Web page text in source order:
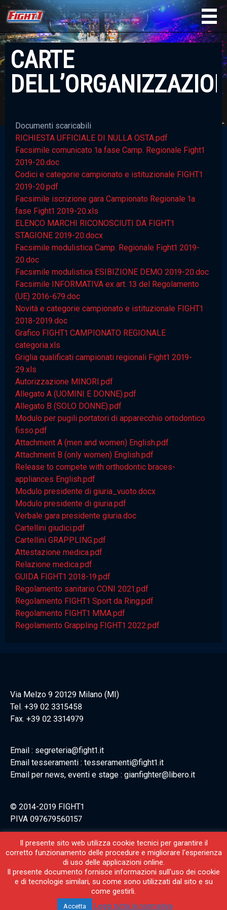
CARTE
Documenti scaricabili
RICHIESTA UFFICIALE DI NULLA OSTA.pdf
Facsimile comunicato 1a fase Camp. Regionale Fight1
2019-20.doc
Codici e categorie campionato e istituzionale FIGHT1
2019-20.pdf
Facsimile iscrizione gara Campionato Regionale 1a
fase Fight1 2019-20.xls
ELENCO MARCHI RICONOSCIUTI DA FIGHT1
STAGIONE 2019-20.docx
Facsimile modulistica Camp. Regionale Fight1 2019-
20.doc
Facsimile modulistica ESIBIZIONE DEMO 2019-20.doc
Facsimile INFORMATIVA ex art. 13 del Regolamento
(UE) 2016-679.doc
Novità e categorie campionato e istituzionale FIGHT1
2018-2019.doc
Grafico FIGHT1 CAMPIONATO REGIONALE
categoria.xls
Griglia qualificati campionati regionali Fight1 2019-
29.xls
Autorizzazione MINORI.pdf
Allegato A (UOMINI E DONNE).pdf
Allegato B (SOLO DONNE).pdf
Modulo per pugili portatori di apparecchio ortodontico
fisso.pdf
Attachment A (men and women) English.pdf
Attachment B (only women) English.pdf
Release to compete with orthodontic braces-
appliances English.pdf
Modulo presidente di giuria_vuoto.docx
Modulo presidente di giuria.pdf
Verbale gara presidente giuria.doc
Cartellini giudici.pdf
Cartellini GRAPPLING.pdf
Attestazione medica.pdf
Relazione medica.pdf
GUIDA FIGHT1 2018-19.pdf
Regolamento sanitario CONI 2021.pdf
Regolamento FIGHT1 Sport da Ring.pdf
Regolamento FIGHT1 MMA.pdf
Regolamento Grappling FIGHT1 2022.pdf
Via Melzo 9 20129 Milano (MI)
Tel. +39 02 3315458
Fax. +39 02 3314979
Email : segreteria@fight1.it
Email tesseramenti : tesseramenti@fight1.it
Email per news, eventi e stage : gianfighter@libero.it
© 2014-2019 FIGHT1
PIVA 097679560157
Il presente sito web utilizza cookie tecnici per garantire il
corretto funzionamento delle procedure e migliorare l'esperienza
di uso delle applicazioni online.
Il presente documento fornisce informazioni sull'uso dei cookie
e di tecnologie similari, su come sono utilizzati dal sito e su
come gestirli.
Accetta Leggi tutta la normativa